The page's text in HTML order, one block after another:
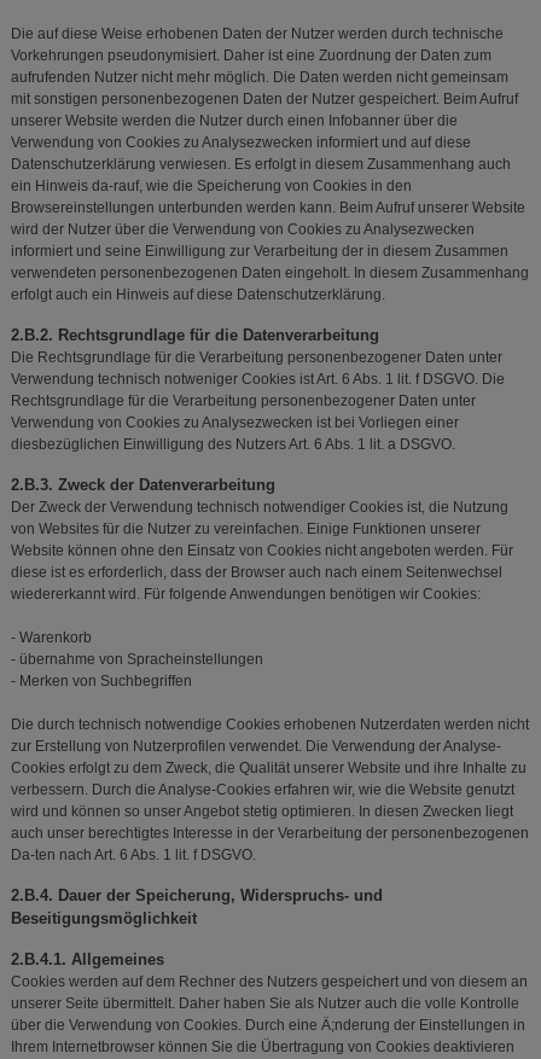
Die auf diese Weise erhobenen Daten der Nutzer werden durch technische
Vorkehrungen pseudonymisiert. Daher ist eine Zuordnung der Daten zum
aufrufenden Nutzer nicht mehr möglich. Die Daten werden nicht gemeinsam
mit sonstigen personenbezogenen Daten der Nutzer gespeichert. Beim Aufruf
unserer Website werden die Nutzer durch einen Infobanner über die
Verwendung von Cookies zu Analysezwecken informiert und auf diese
Datenschutzerklärung verwiesen. Es erfolgt in diesem Zusammenhang auch
ein Hinweis da-rauf, wie die Speicherung von Cookies in den
Browsereinstellungen unterbunden werden kann. Beim Aufruf unserer Website
wird der Nutzer über die Verwendung von Cookies zu Analysezwecken
informiert und seine Einwilligung zur Verarbeitung der in diesem Zusammen
verwendeten personenbezogenen Daten eingeholt. In diesem Zusammenhang
erfolgt auch ein Hinweis auf diese Datenschutzerklärung.
2.B.2. Rechtsgrundlage für die Datenverarbeitung
Die Rechtsgrundlage für die Verarbeitung personenbezogener Daten unter
Verwendung technisch notweniger Cookies ist Art. 6 Abs. 1 lit. f DSGVO. Die
Rechtsgrundlage für die Verarbeitung personenbezogener Daten unter
Verwendung von Cookies zu Analysezwecken ist bei Vorliegen einer
diesbezüglichen Einwilligung des Nutzers Art. 6 Abs. 1 lit. a DSGVO.
2.B.3. Zweck der Datenverarbeitung
Der Zweck der Verwendung technisch notwendiger Cookies ist, die Nutzung
von Websites für die Nutzer zu vereinfachen. Einige Funktionen unserer
Website können ohne den Einsatz von Cookies nicht angeboten werden. Für
diese ist es erforderlich, dass der Browser auch nach einem Seitenwechsel
wiedererkannt wird. Für folgende Anwendungen benötigen wir Cookies:
- Warenkorb
- übernahme von Spracheinstellungen
- Merken von Suchbegriffen
Die durch technisch notwendige Cookies erhobenen Nutzerdaten werden nicht
zur Erstellung von Nutzerprofilen verwendet. Die Verwendung der Analyse-
Cookies erfolgt zu dem Zweck, die Qualität unserer Website und ihre Inhalte zu
verbessern. Durch die Analyse-Cookies erfahren wir, wie die Website genutzt
wird und können so unser Angebot stetig optimieren. In diesen Zwecken liegt
auch unser berechtigtes Interesse in der Verarbeitung der personenbezogenen
Da-ten nach Art. 6 Abs. 1 lit. f DSGVO.
2.B.4. Dauer der Speicherung, Widerspruchs- und
Beseitigungsmöglichkeit
2.B.4.1. Allgemeines
Cookies werden auf dem Rechner des Nutzers gespeichert und von diesem an
unserer Seite übermittelt. Daher haben Sie als Nutzer auch die volle Kontrolle
über die Verwendung von Cookies. Durch eine Ä;nderung der Einstellungen in
Ihrem Internetbrowser können Sie die Übertragung von Cookies deaktivieren